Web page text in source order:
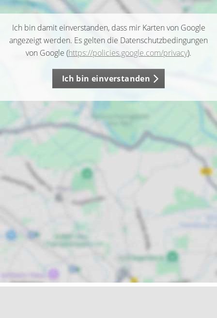
Ich bin damit einverstanden, dass mir Karten von Google
angezeigt werden. Es gelten die Datenschutzbedingungen
von Google (https://policies.google.com/privacy).
Ich bin einverstanden